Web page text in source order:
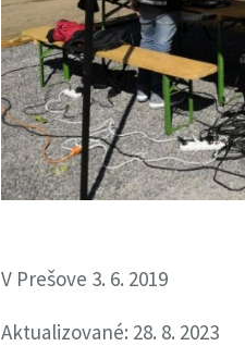
V Prešove 3. 6. 2019
Aktualizované: 28. 8. 2023